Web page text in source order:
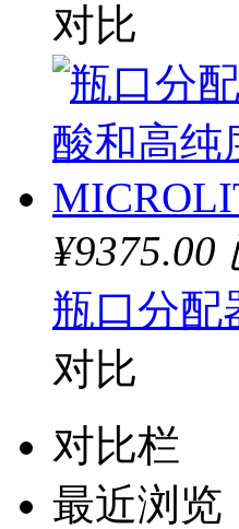
对比
¥9375.00
瓶口分配
对比
对比栏
最近浏览